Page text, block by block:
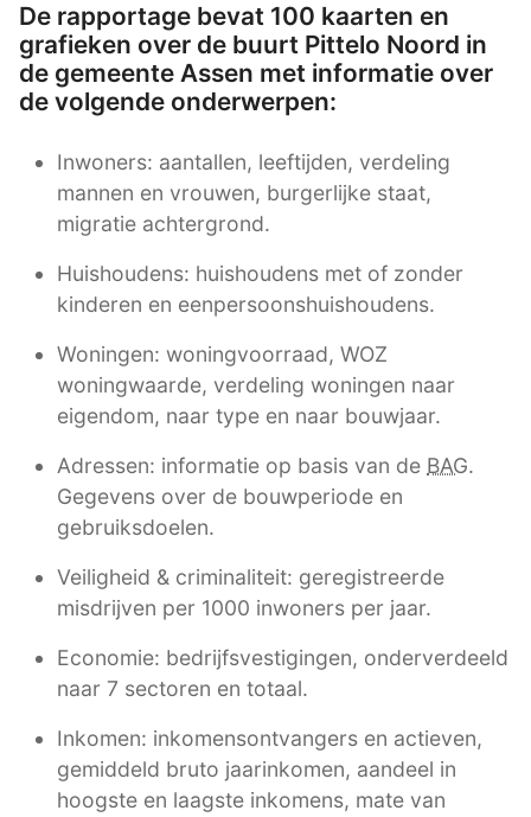
De rapportage bevat 100 kaarten en
grafieken over de buurt Pittelo Noord in
de gemeente Assen met informatie over
de volgende onderwerpen:
Inwoners: aantallen, leeftijden, verdeling
mannen en vrouwen, burgerlijke staat,
migratie achtergrond.
Huishoudens: huishoudens met of zonder
kinderen en eenpersoonshuishoudens.
Woningen: woningvoorraad, WOZ
woningwaarde, verdeling woningen naar
eigendom, naar type en naar bouwjaar.
Adressen: informatie op basis van de BAG.
Gegevens over de bouwperiode en
gebruiksdoelen.
Veiligheid & criminaliteit: geregistreerde
misdrijven per 1000 inwoners per jaar.
Economie: bedrijfsvestigingen, onderverdeeld
naar 7 sectoren en totaal.
Inkomen: inkomensontvangers en actieven,
gemiddeld bruto jaarinkomen, aandeel in
hoogste en laagste inkomens, mate van